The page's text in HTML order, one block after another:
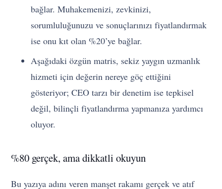
bağlar. Muhakemenizi, zevkinizi,
sorumluluğunuzu ve sonuçlarınızı fiyatlandırmak
ise onu kıt olan %20’ye bağlar.
Aşağıdaki özgün matris, sekiz yaygın uzmanlık
hizmeti için değerin nereye göç ettiğini
gösteriyor; CEO tarzı bir denetim ise tepkisel
değil, bilinçli fiyatlandırma yapmanıza yardımcı
oluyor.
%80 gerçek, ama dikkatli okuyun
Bu yazıya adını veren manşet rakamı gerçek ve atıf